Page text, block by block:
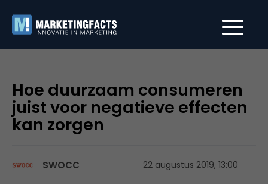
Hoe duurzaam consumeren
juist voor negatieve effecten
kan zorgen
SWOCC 22 augustus 2019, 13:00